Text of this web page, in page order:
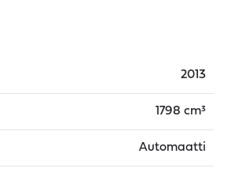
2013
1798 cm³
Automaatti